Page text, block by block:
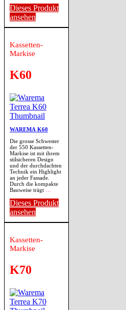
Dieses Produkt
ansehen
Kassetten-
Markise
K60
WAREMA K60
Die grosse Schwester
der 550 Kassetten-
Markise ist mit ihrem
stilsicheren Design
und der durchdachten
Technik ein Highlight
an jeder Fassade.
Durch die kompakte
Bauweise trägt
Dieses Produkt
ansehen
Kassetten-
Markise
K70